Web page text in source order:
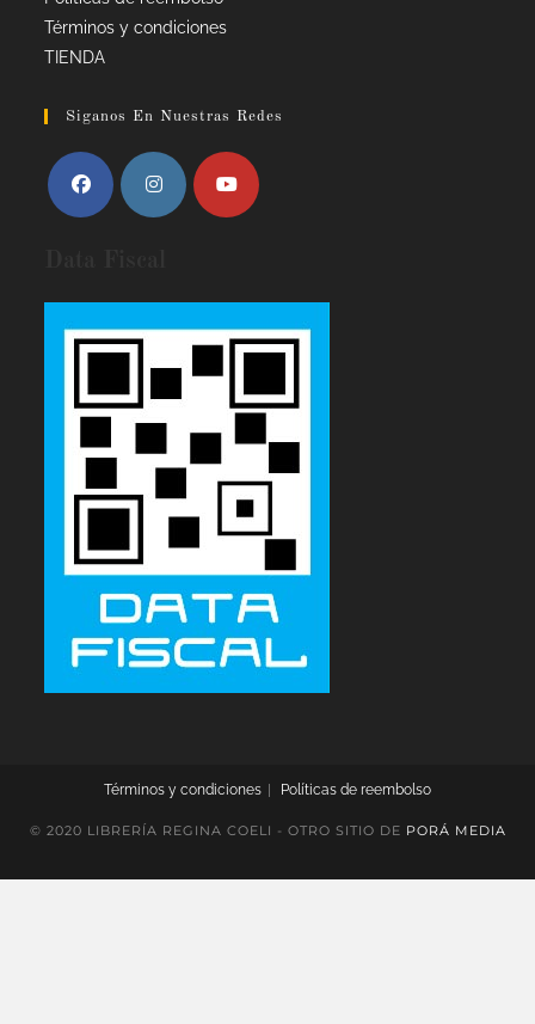
Términos y condiciones
TIENDA
Siganos En Nuestras Redes
Términos y condiciones Políticas de reembolso
© 2020 LIBRERÍA REGINA COELI - OTRO SITIO DE PORÁ MEDIA